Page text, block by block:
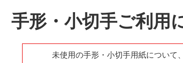
手形・小切手ご利用
未使用の手形・小切手用紙について